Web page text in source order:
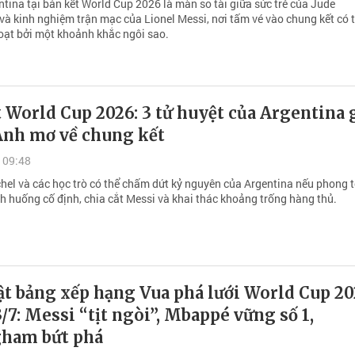
tại bán kết World Cup 2026 là màn so tài giữa sức trẻ của Jude
kinh nghiệm trận mạc của Lionel Messi, nơi tấm vé vào chung kết có
bởi một khoảnh khắc ngôi sao.
World Cup 2026: 3 tử huyệt của Argentina
mơ về chung kết
và các học trò có thể chấm dứt kỷ nguyên của Argentina nếu phong
huống cố định, chia cắt Messi và khai thác khoảng trống hàng thủ.
bảng xếp hạng Vua phá lưới World Cup
7: Messi “tịt ngòi”, Mbappé vững số 1,
bứt phá